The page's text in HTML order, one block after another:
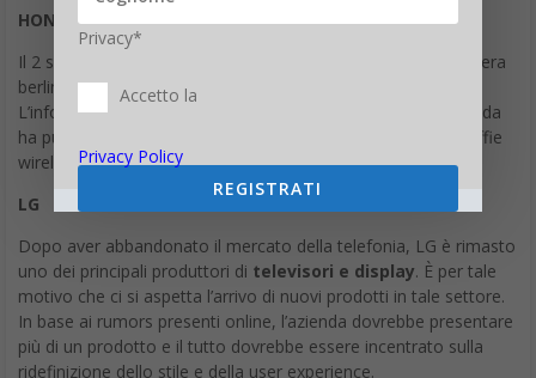
HONOR
Il 2 settembre, giorno di apertura ufficiale al pubblico della fiera
berlinese, Honor presenterà una serie di
L’informazione arriva da un teaser trailer che la stessa azienda
ha pubblicato online e che fa presumere l’arrivo di nuove cuffie
wireless, tablet, smartphone e laptop.
LG
Dopo aver abbandonato il mercato della telefonia, LG è rimasto
uno dei principali produttori di televisori e display . È per tale
motivo che ci si aspetta l’arrivo di nuovi prodotti in tale settore.
In base ai rumors presenti online, l’azienda dovrebbe presentare
più di un prodotto e il tutto dovrebbe essere incentrato sulla
ridefinizione dello stile e della user experience.
Privacy*
Accetto la
Privacy Policy
REGISTRATI